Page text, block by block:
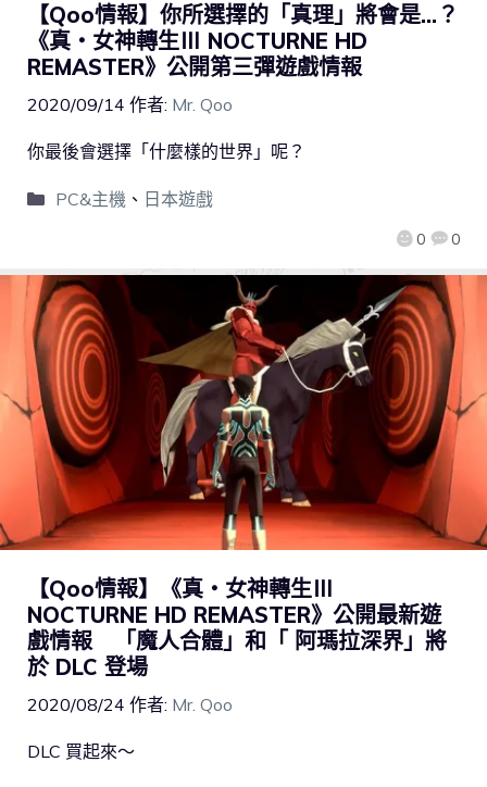
【Qoo情報】你所選擇的「真理」將會是…？
《真・女神轉生Ⅲ NOCTURNE HD
REMASTER》公開第三彈遊戲情報
2020/09/14 作者: Mr. Qoo
0 0
你最後會選擇「什麼樣的世界」呢？
PC&主機、 日本遊戲
【Qoo情報】《真・女神轉生Ⅲ
NOCTURNE HD REMASTER》公開最新遊
戲情報 「魔人合體」和「 阿瑪拉深界」將
於 DLC 登場
2020/08/24 作者: Mr. Qoo
DLC 買起來～